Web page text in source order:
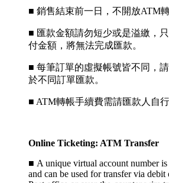
■ 銷售結束前一日，不開放ATM轉
■ 匯款金額請勿短少或是溢繳，
付金額，將無法完成匯款。
■ 每筆訂單的虛擬帳號皆不同，
於不同訂單匯款。
■ ATM轉帳手續費需請匯款人自行
Online Ticketing: ATM Transfer
■ A unique virtual account number
and can be used for transfer via